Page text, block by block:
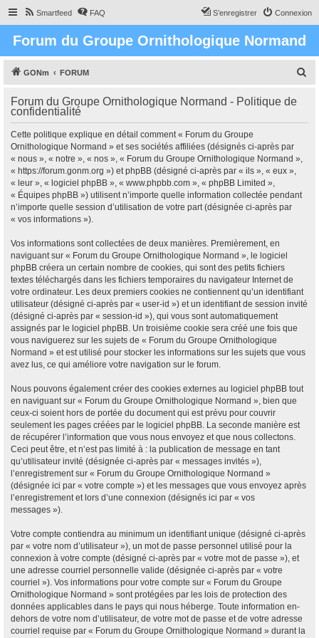
Smartfeed FAQ Connexion
S’enregistrer
Forum du Groupe Ornithologique Normand
GONm FORUM
h
Forum du Groupe Ornithologique Normand - Politique de
confidentialité
Cette politique explique en détail comment « Forum du Groupe
Ornithologique Normand » et ses sociétés affiliées (désignés ci-après par
« nous », « notre », « nos », « Forum du Groupe Ornithologique Normand »,
« https://forum.gonm.org ») et phpBB (désigné ci-après par « ils », « eux »,
« leur », « logiciel phpBB », « www.phpbb.com », « phpBB Limited »,
« Équipes phpBB ») utilisent n’importe quelle information collectée pendant
n’importe quelle session d’utilisation de votre part (désignée ci-après par
« vos informations »).
Vos informations sont collectées de deux manières. Premièrement, en
naviguant sur « Forum du Groupe Ornithologique Normand », le logiciel
phpBB créera un certain nombre de cookies, qui sont des petits fichiers
textes téléchargés dans les fichiers temporaires du navigateur Internet de
votre ordinateur. Les deux premiers cookies ne contiennent qu’un identifiant
utilisateur (désigné ci-après par « user-id ») et un identifiant de session invité
(désigné ci-après par « session-id »), qui vous sont automatiquement
assignés par le logiciel phpBB. Un troisième cookie sera créé une fois que
vous naviguerez sur les sujets de « Forum du Groupe Ornithologique
Normand » et est utilisé pour stocker les informations sur les sujets que vous
avez lus, ce qui améliore votre navigation sur le forum.
Nous pouvons également créer des cookies externes au logiciel phpBB tout
en naviguant sur « Forum du Groupe Ornithologique Normand », bien que
ceux-ci soient hors de portée du document qui est prévu pour couvrir
seulement les pages créées par le logiciel phpBB. La seconde manière est
de récupérer l’information que vous nous envoyez et que nous collectons.
Ceci peut être, et n’est pas limité à : la publication de message en tant
qu’utilisateur invité (désignée ci-après par « messages invités »),
l’enregistrement sur « Forum du Groupe Ornithologique Normand »
(désignée ici par « votre compte ») et les messages que vous envoyez après
l’enregistrement et lors d’une connexion (désignés ici par « vos
messages »).
Votre compte contiendra au minimum un identifiant unique (désigné ci-après
par « votre nom d’utilisateur »), un mot de passe personnel utilisé pour la
connexion à votre compte (désigné ci-après par « votre mot de passe »), et
une adresse courriel personnelle valide (désignée ci-après par « votre
courriel »). Vos informations pour votre compte sur « Forum du Groupe
Ornithologique Normand » sont protégées par les lois de protection des
données applicables dans le pays qui nous héberge. Toute information en-
dehors de votre nom d’utilisateur, de votre mot de passe et de votre adresse
courriel requise par « Forum du Groupe Ornithologique Normand » durant la